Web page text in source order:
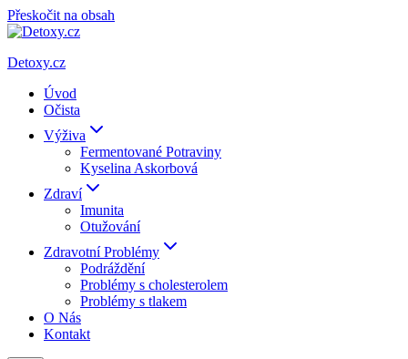
Přeskočit na obsah
Detoxy.cz
Úvod
Očista
Výživa
Fermentované Potraviny
Kyselina Askorbová
Zdraví
Imunita
Otužování
Zdravotní Problémy
Podráždění
Problémy s cholesterolem
Problémy s tlakem
O Nás
Kontakt